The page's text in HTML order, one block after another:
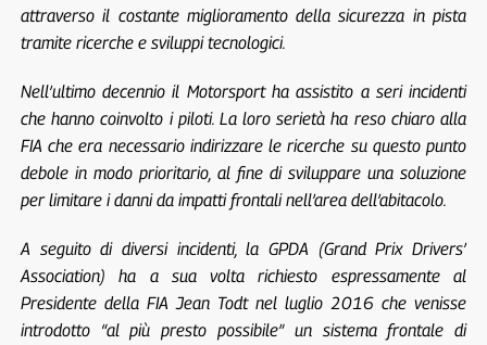
attraverso il costante miglioramento della sicurezza in pista
tramite ricerche e sviluppi tecnologici.
Nell’ultimo decennio il Motorsport ha assistito a seri incidenti
che hanno coinvolto i piloti. La loro serietà ha reso chiaro alla
FIA che era necessario indirizzare le ricerche su questo punto
debole in modo prioritario, al fine di sviluppare una soluzione
per limitare i danni da impatti frontali nell’area dell’abitacolo.
A seguito di diversi incidenti, la GPDA (Grand Prix Drivers’
Association) ha a sua volta richiesto espressamente al
Presidente della FIA Jean Todt nel luglio 2016 che venisse
introdotto “al più presto possibile” un sistema frontale di